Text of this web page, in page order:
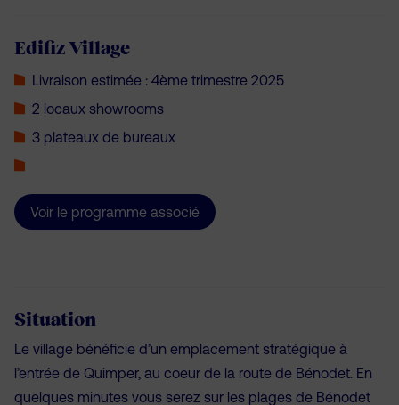
Edifiz Village
Livraison estimée : 4ème trimestre 2025
2 locaux showrooms
3 plateaux de bureaux
Voir le programme associé
Situation
Le village bénéficie d’un emplacement stratégique à
l’entrée de Quimper, au coeur de la route de Bénodet. En
quelques minutes vous serez sur les plages de Bénodet